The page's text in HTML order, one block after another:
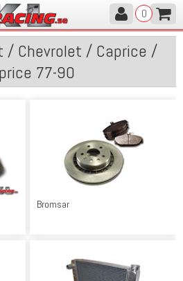
0
/ Chevrolet / Caprice /
77-90
Bromsar